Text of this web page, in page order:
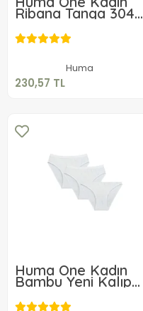
Ribana Tanga 3044
3 Adet
Huma
230,57 TL
230,57 TL
Huma One Kadın
Bambu Yeni Kalıp
Külot 3055 3 Adet
276,71 TL